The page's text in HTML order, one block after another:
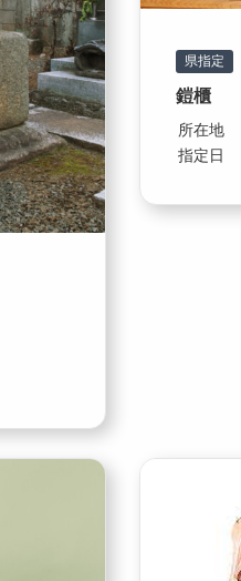
県指定
鎧櫃
所在地
指定日